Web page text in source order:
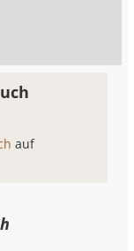
auf